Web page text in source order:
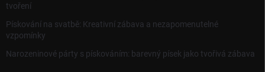
tvoření
Pískování na svatbě: Kreativní zábava a nezapomenutelné
vzpomínky
Narozeninové párty s pískováním: barevný písek jako tvořivá zábava